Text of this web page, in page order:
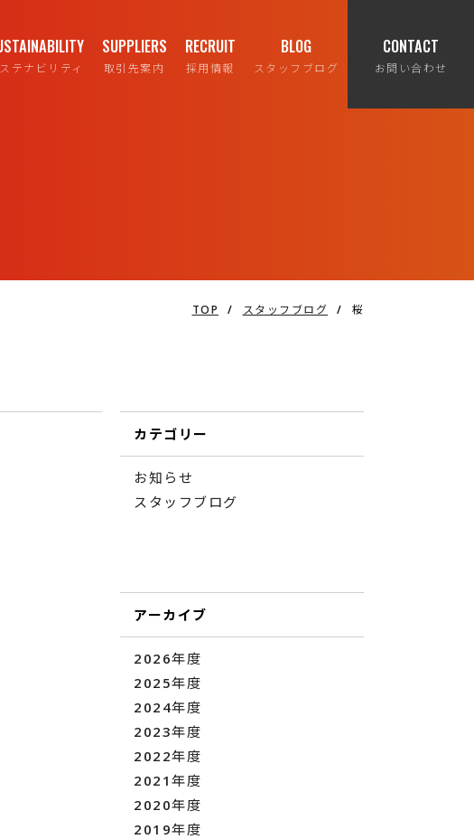
テナビリティ
SUPPLIERS
取引先案内
RECRUIT
採用情報
BLOG
スタッフブログ
CONTACT
お問い合わせ
TOP / スタッフブログ / 桜
カテゴリー
お知らせ
スタッフブログ
アーカイブ
2026年度
2025年度
2024年度
2023年度
2022年度
2021年度
2020年度
2019年度